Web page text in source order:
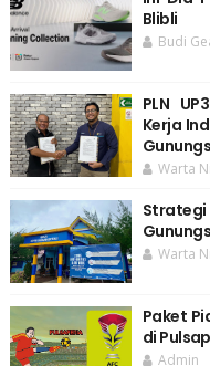
Blibli
Budi
PLN
Kerja
Warta
Warta
Paket
di
Admin